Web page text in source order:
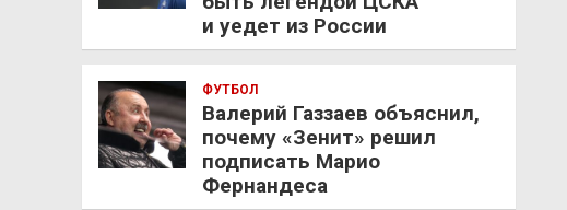
и уедет из России
ФУТБОЛ
Валерий Газзаев объяснил,
почему «Зенит» решил
подписать Марио
Фернандеса